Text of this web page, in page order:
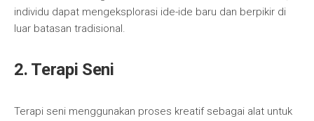
individu dapat mengeksplorasi ide-ide baru dan berpikir di
luar batasan tradisional.
2. Terapi Seni
Terapi seni menggunakan proses kreatif sebagai alat untuk